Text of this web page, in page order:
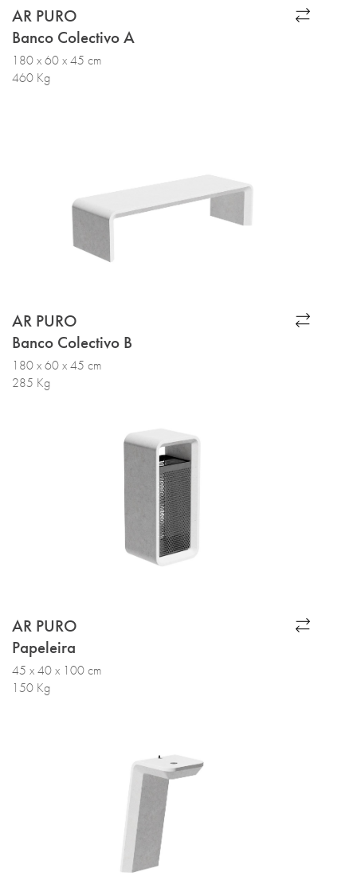
AR PURO
Banco Colectivo A
180 x 60 x 45 cm
460 Kg
AR PURO
Banco Colectivo B
180 x 60 x 45 cm
285 Kg
AR PURO
Papeleira
45 x 40 x 100 cm
150 Kg